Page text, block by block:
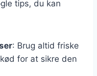
tips, du kan
: Brug altid friske
for at sikre den